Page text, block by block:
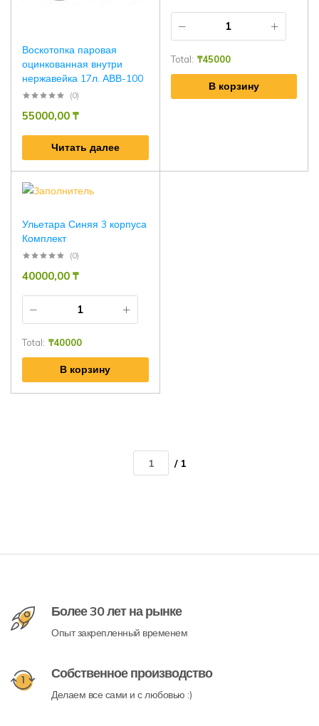
Воскотопка паровая
оцинкованная внутри
нержавейка 17л. АВВ-100
(0)
55000,00 ₸
Читать далее
Total: ₸45000
В корзину
Ульетара Синяя 3 корпуса
Комплект
(0)
40000,00 ₸
Total: ₸40000
В корзину
/ 1
Более 30 лет на рынке
Опыт закрепленный временем
Собственное производство
Делаем все сами и с любовью :)